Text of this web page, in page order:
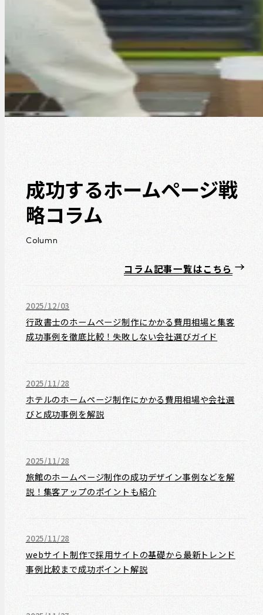
成功するホームページ戦
略コラム
Column
コラム記事一覧はこちら
2025/12/03
行政書士のホームページ制作にかかる費用相場と集客
成功事例を徹底比較！失敗しない会社選びガイド
2025/11/28
ホテルのホームページ制作にかかる費用相場や会社選
びと成功事例を解説
2025/11/28
旅館のホームページ制作の成功デザイン事例などを解
説！集客アップのポイントも紹介
2025/11/28
webサイト制作で採用サイトの基礎から最新トレンド
事例比較まで成功ポイント解説